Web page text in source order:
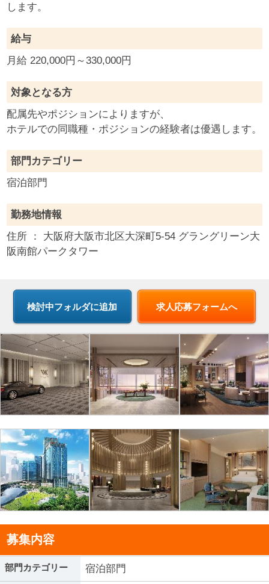
します。
給与
月給 220,000円～330,000円
対象となる方
配属先やポジションによりますが、
ホテルでの同職種・ポジションの経験者は優遇します。
部門カテゴリー
宿泊部門
勤務地情報
住所 ：
大阪府大阪市北区大深町5-54 グラングリーン大
阪南館パークタワー
求人応募フォームへ
募集内容
部門カテゴリー 宿泊部門